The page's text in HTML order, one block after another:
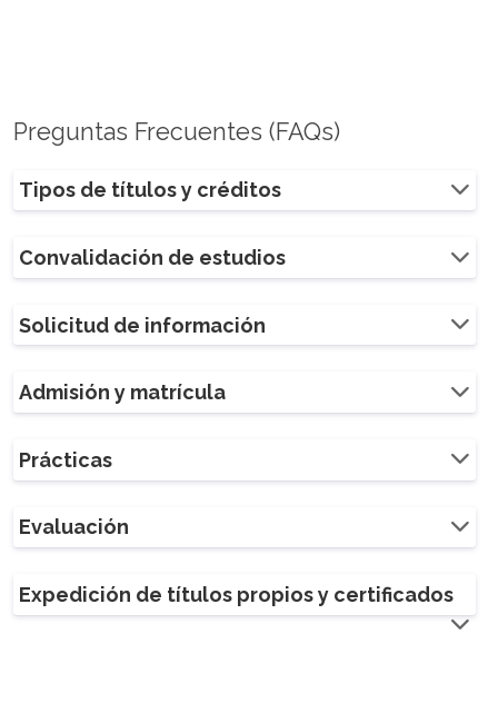
Preguntas Frecuentes (FAQs)
Tipos de títulos y créditos
Convalidación de estudios
Solicitud de información
Admisión y matrícula
Prácticas
Evaluación
Expedición de títulos propios y certificados